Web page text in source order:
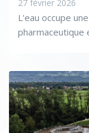
27 février 2026
L'eau occupe
pharmaceutique